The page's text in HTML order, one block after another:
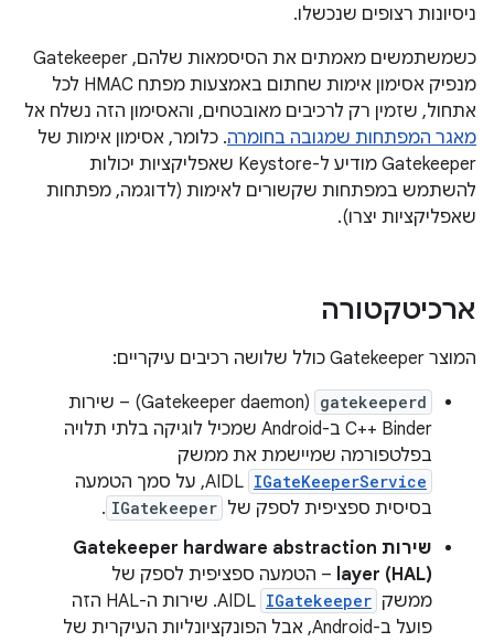
ניסיונות רצופים שנכשלו.
כשמשתמשים מאמתים את הסיסמאות שלהם, Gatekeeper
מנפיק אסימון אימות שחתום באמצעות מפתח HMAC לכל
אתחול, שזמין רק לרכיבים מאובטחים, והאסימון הזה נשלח אל
מאגר המפתחות שמגובה בחומרה. כלומר, אסימון אימות של
Gatekeeper מודיע ל-Keystore שאפליקציות יכולות
להשתמש במפתחות שקשורים לאימות (לדוגמה, מפתחות
שאפליקציות יצרו).
ארכיטקטורה
המוצר Gatekeeper כולל שלושה רכיבים עיקריים:
gatekeeperd
(Gatekeeper daemon) – שירות
C++ Binder ב-Android שמכיל לוגיקה בלתי תלויה
בפלטפורמה שמיישמת את ממשק
IGateKeeperService
AIDL, על סמך הטמעה
בסיסית ספציפית לספק של IGatekeeper
.
שירות Gatekeeper hardware abstraction
layer (HAL) – הטמעה ספציפית לספק של
ממשק IGatekeeper
AIDL. שירות ה-HAL הזה
פועל ב-Android, אבל הפונקציונליות העיקרית של